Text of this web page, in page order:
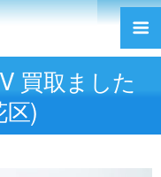
買取ました
区)